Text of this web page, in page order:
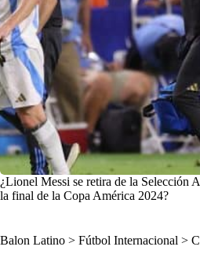
¿Lionel Messi se retira de la Selección
la final de la Copa América 2024?
Balon Latino > Fútbol Internacional >